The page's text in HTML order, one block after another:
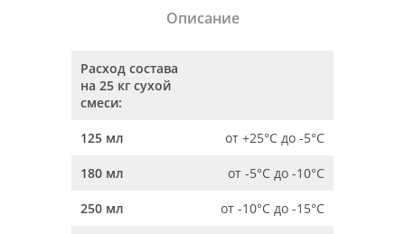
Описание
Расход состава
на 25 кг сухой
смеси:
125 мл от +25°С до -5°С
180 мл от -5°С до -10°С
250 мл от -10°С до -15°С